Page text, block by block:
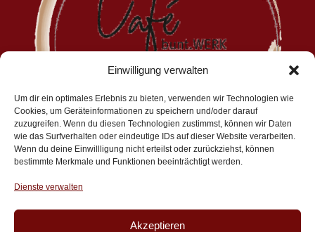
Einwilligung verwalten
Um dir ein optimales Erlebnis zu bieten, verwenden wir Technologien wie
Cookies, um Geräteinformationen zu speichern und/oder darauf
zuzugreifen. Wenn du diesen Technologien zustimmst, können wir Daten
wie das Surfverhalten oder eindeutige IDs auf dieser Website verarbeiten.
Wenn du deine Einwillligung nicht erteilst oder zurückziehst, können
bestimmte Merkmale und Funktionen beeinträchtigt werden.
Dienste verwalten
Akzeptieren